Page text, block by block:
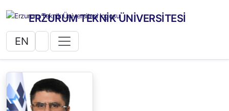
ERZURUM TEKNİK ÜNİVERSİTESİ
EN